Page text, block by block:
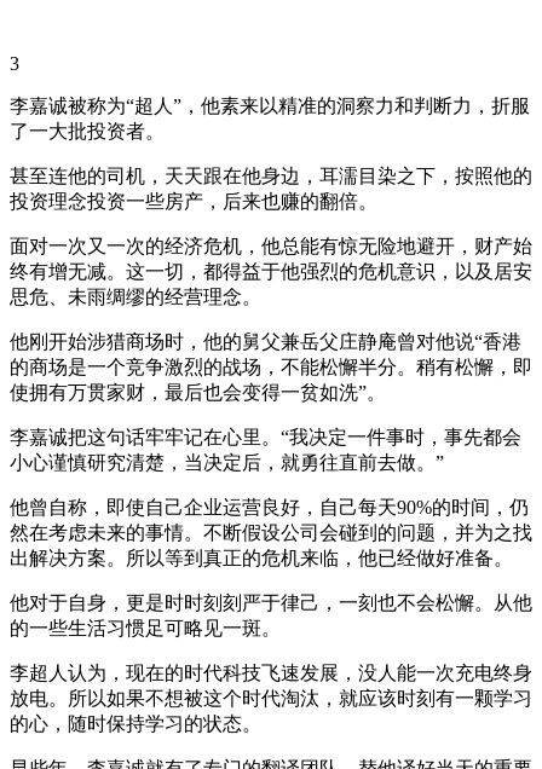
3
李嘉诚被称为“超人”，他素来以精准的洞察力和判断力，折服
了一大批投资者。
甚至连他的司机，天天跟在他身边，耳濡目染之下，按照他的
投资理念投资一些房产，后来也赚的翻倍。
面对一次又一次的经济危机，他总能有惊无险地避开，财产始
终有增无减。这一切，都得益于他强烈的危机意识，以及居安
思危、未雨绸缪的经营理念。
他刚开始涉猎商场时，他的舅父兼岳父庄静庵曾对他说“香港
的商场是一个竞争激烈的战场，不能松懈半分。稍有松懈，即
使拥有万贯家财，最后也会变得一贫如洗”。
李嘉诚把这句话牢牢记在心里。“我决定一件事时，事先都会
小心谨慎研究清楚，当决定后，就勇往直前去做。”
他曾自称，即使自己企业运营良好，自己每天90%的时间，仍
然在考虑未来的事情。不断假设公司会碰到的问题，并为之找
出解决方案。所以等到真正的危机来临，他已经做好准备。
他对于自身，更是时时刻刻严于律己，一刻也不会松懈。从他
的一些生活习惯足可略见一斑。
李超人认为，现在的时代科技飞速发展，没人能一次充电终身
放电。所以如果不想被这个时代淘汰，就应该时刻有一颗学习
的心，随时保持学习的状态。